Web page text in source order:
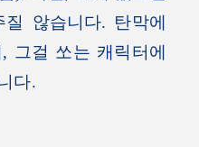
않습니다. 탄막에
그걸 쏘는 캐릭터에
다.